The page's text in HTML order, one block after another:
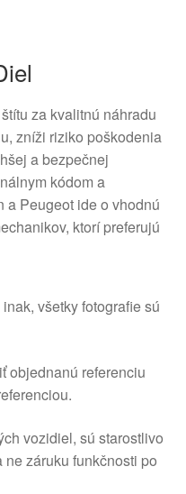
za kvalitnú náhradu
zníži riziko poškodenia
a bezpečnej
kódom a
a Peugeot ide o vhodnú
ktorí preferujú
všetky fotografie sú
objednanú referenciu
vozidiel, sú starostlivo
záruku funkčnosti po